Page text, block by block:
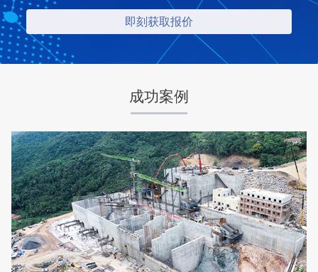
成功案例
湖北省荆门市 时产500-600吨
项目业主
中昇东浩荆门建材
生产原料
石灰石
咨询该项目执行经理